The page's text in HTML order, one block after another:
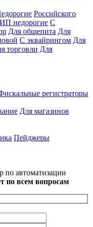
Российского
недорогие С
Для общепита Для
С эквайрингом Для
торговли Для
регистраторы
Для магазинов
Пейджеры
автоматизации
по всем вопросам